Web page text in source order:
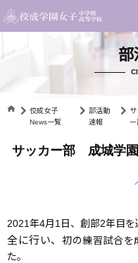
to
content
部
佼成女子
News一覧
部活動
速報
サ
ー
サッカー部 成城学
2021年4月1日、創部2年目
全に行い、初の練習試合を
た。